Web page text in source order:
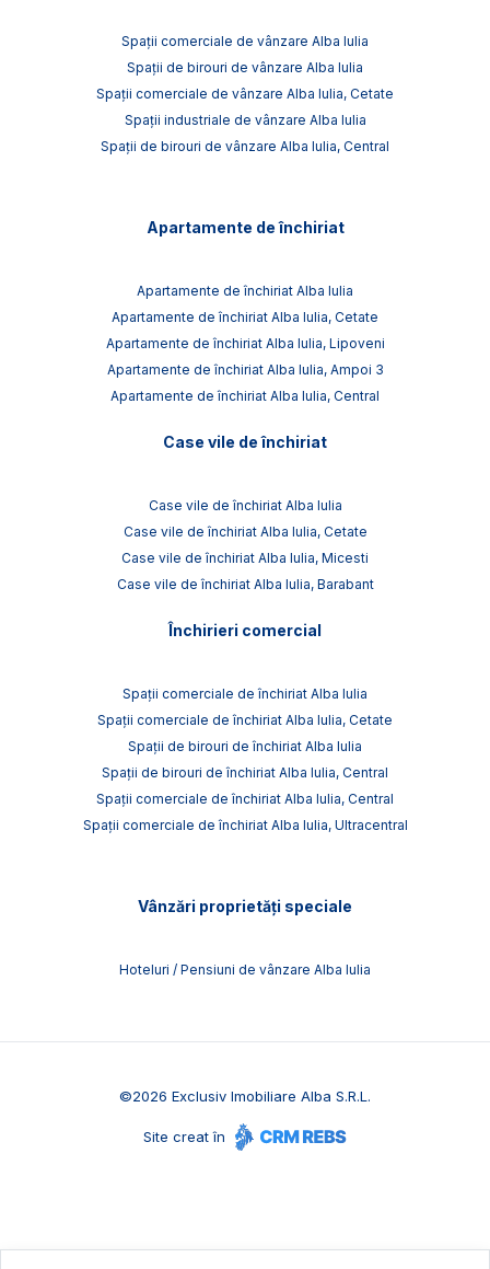
Spații comerciale de vânzare Alba Iulia
Spații de birouri de vânzare Alba Iulia
Spații comerciale de vânzare Alba Iulia, Cetate
Spații industriale de vânzare Alba Iulia
Spații de birouri de vânzare Alba Iulia, Central
Apartamente de închiriat
Apartamente de închiriat Alba Iulia
Apartamente de închiriat Alba Iulia, Cetate
Apartamente de închiriat Alba Iulia, Lipoveni
Apartamente de închiriat Alba Iulia, Ampoi 3
Apartamente de închiriat Alba Iulia, Central
Case vile de închiriat
Case vile de închiriat Alba Iulia
Case vile de închiriat Alba Iulia, Cetate
Case vile de închiriat Alba Iulia, Micesti
Case vile de închiriat Alba Iulia, Barabant
Închirieri comercial
Spații comerciale de închiriat Alba Iulia
Spații comerciale de închiriat Alba Iulia, Cetate
Spații de birouri de închiriat Alba Iulia
Spații de birouri de închiriat Alba Iulia, Central
Spații comerciale de închiriat Alba Iulia, Central
Spații comerciale de închiriat Alba Iulia, Ultracentral
Vânzări proprietăți speciale
Hoteluri / Pensiuni de vânzare Alba Iulia
©2026 Exclusiv Imobiliare Alba S.R.L.
Site creat în